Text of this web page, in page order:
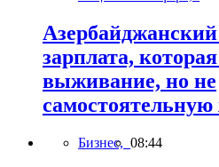
зарплата,
выживание, но не
Бизнес, 08:44